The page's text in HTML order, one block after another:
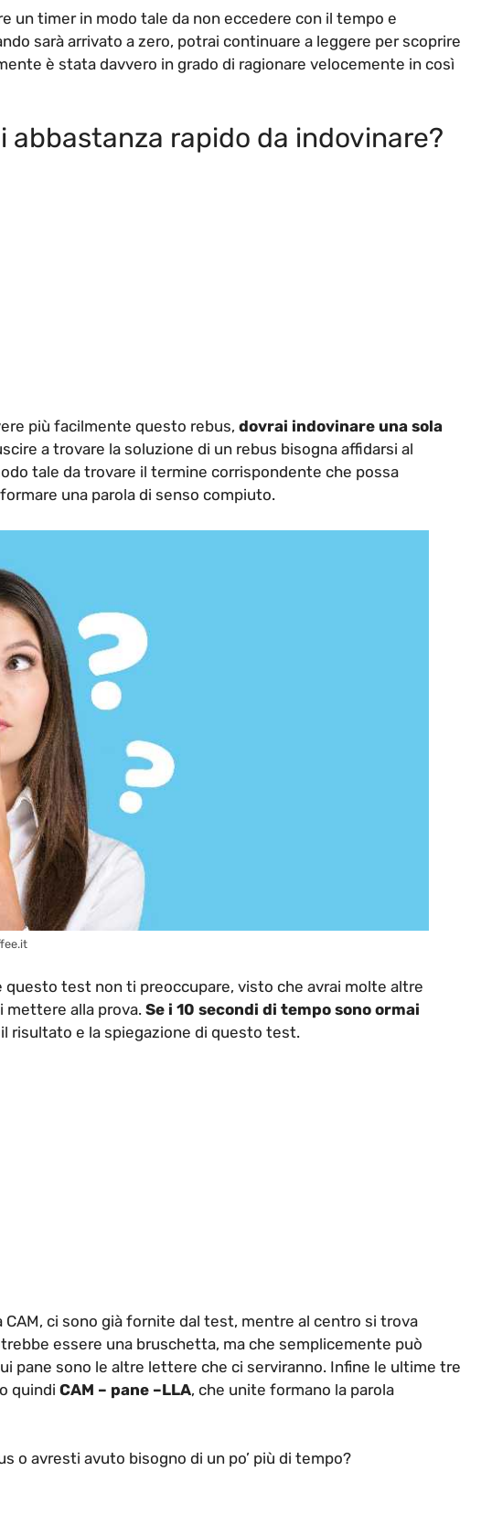
un timer in modo tale da non eccedere con il tempo e
sarà arrivato a zero, potrai continuare a leggere per scoprire
è stata davvero in grado di ragionare velocemente in così
abbastanza rapido da indovinare?
più facilmente questo rebus, dovrai indovinare una sola
a trovare la soluzione di un rebus bisogna affidarsi al
tale da trovare il termine corrispondente che possa
una parola di senso compiuto.
questo test non ti preoccupare, visto che avrai molte altre
mettere alla prova. Se i 10 secondi di tempo sono ormai
risultato e la spiegazione di questo test.
ci sono già fornite dal test, mentre al centro si trova
essere una bruschetta, ma che semplicemente può
pane sono le altre lettere che ci serviranno. Infine le ultime tre
quindi CAM – pane –LLA, che unite formano la parola
o avresti avuto bisogno di un po’ più di tempo?